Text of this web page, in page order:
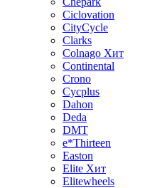
Ciclovation
CityCycle
Clarks
Colnago Хит
Continental
Crono
Cycplus
Dahon
Deda
DMT
e*Thirteen
Easton
Elite Хит
Elitewheels